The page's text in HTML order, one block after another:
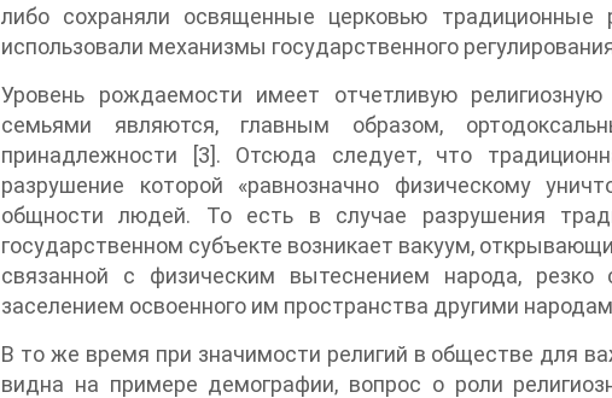
либо сохраняли освященные церковью традиционные
использовали механизмы государственного
Уровень рождаемости имеет отчетливую религиозную
семьями являются, главным образом,
принадлежности [3]. Отсюда следует, что
разрушение которой «равнозначно физическому
общности людей. То есть в случае разрушения
государственном субъекте возникает вакуум,
связанной с физическим вытеснением народа,
заселением освоенного им пространства другими
В то же время при значимости религий в обществе для
видна на примере демографии, вопрос о роли